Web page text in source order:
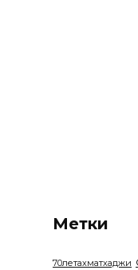
Метки
70летахматхаджи